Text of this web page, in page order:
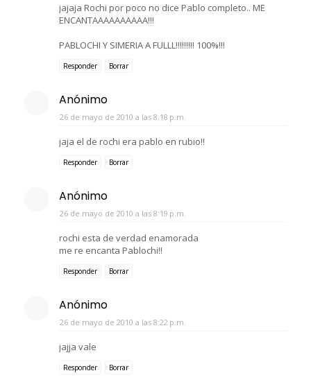
jajaja Rochi por poco no dice Pablo completo.. ME
ENCANTAAAAAAAAAA!!!
PABLOCHI Y SIMERIA A FULLL!!!!!!!!! 100%!!!
Responder Borrar
Anónimo
26 de mayo de 2010 a las 8:18 p.m.
jaja el de rochi era pablo en rubio!!
Responder Borrar
Anónimo
26 de mayo de 2010 a las 8:19 p.m.
rochi esta de verdad enamorada
me re encanta Pablochi!!
Responder Borrar
Anónimo
26 de mayo de 2010 a las 8:22 p.m.
jajja vale
Responder Borrar